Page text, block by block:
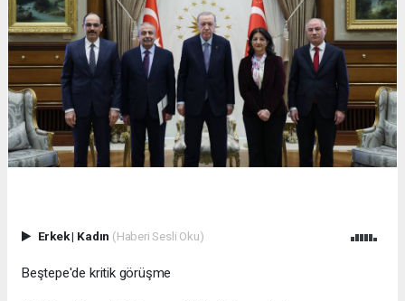
Erkek| Kadın (Haberi Sesli Oku)
Beştepe'de kritik görüşme